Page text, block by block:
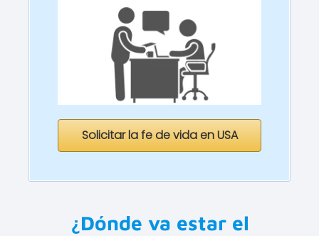
Solicitar la fe de vida en USA
¿Dónde va estar el